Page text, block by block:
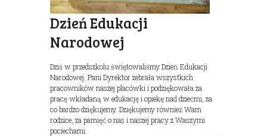
Dzień Edukacji
Narodowej
Dziś w przedszkolu świętowaliśmy Dzień Edukacji
Narodowej. Pani Dyrektor zebrała wszystkich
pracowników naszej placówki i podziękowała za
pracę wkładaną w edukację i opiekę nad dziećmi, za
co bardzo dziękujemy. Dziękujemy również Wam
rodzice, za pamięć o nas i naszej pracy z Waszymi
pociechami.